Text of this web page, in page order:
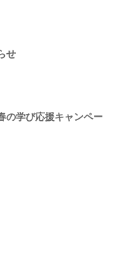
せ
の学び応援キャンペー